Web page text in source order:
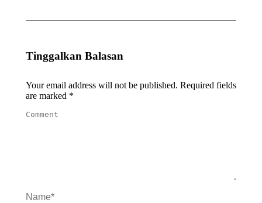
Tinggalkan Balasan
Your email address will not be published. Required fields
are marked *
Comment
Name *